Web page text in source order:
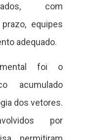
com
equipes
adequado.
foi o
acumulado
dos vetores.
por